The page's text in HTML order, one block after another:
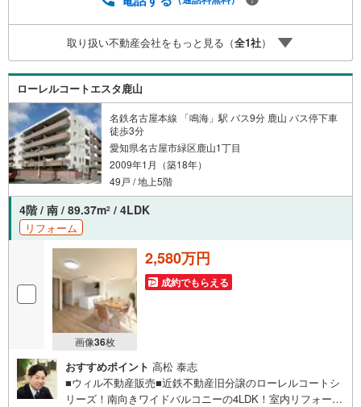
弊社は定休日なく営業しており、当日のご内覧も承りま
す。弊社で掲載している物件以外にもご紹介可能ですの
で、一度ご相談ください。●その他の相談もプロが対応●物
件に関することはもちろん、住宅ローンなどの資金面やリ
フォームに関することなど、お住まいに関するどんなこと
でもお気軽にご相談ください。
取り扱い不動産会社をもっと見る（全1社）
ローレルコートエスタ鹿山
名鉄名古屋本線 「鳴海」駅 バス9分 鹿山 バス停下車
徒歩3分
愛知県名古屋市緑区鹿山1丁目
2009年1月（築18年）
49戸 / 地上5階
4階 / 南 / 89.37m2 / 4LDK
リフォーム
画像36枚
2,580万円
成約でもらえる
おすすめポイント 高松 泰志
■ウィル不動産販売■近鉄不動産旧分譲のローレルコートシ
リーズ！南向きワイドバルコニーの4LDK！室内リフォーム